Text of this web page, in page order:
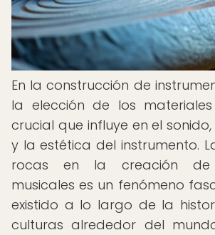
En la construcción de
la elección de los
crucial que influye en el
y la estética del instrumento.
rocas en la creación de
musicales es un fenómeno
existido a lo largo de la
culturas alrededor del